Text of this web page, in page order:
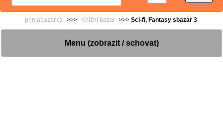
primabazar.cz >>> Knižní bazar >>> Sci-fi, Fantasy sbazar 3
Menu (zobrazit / schovat)